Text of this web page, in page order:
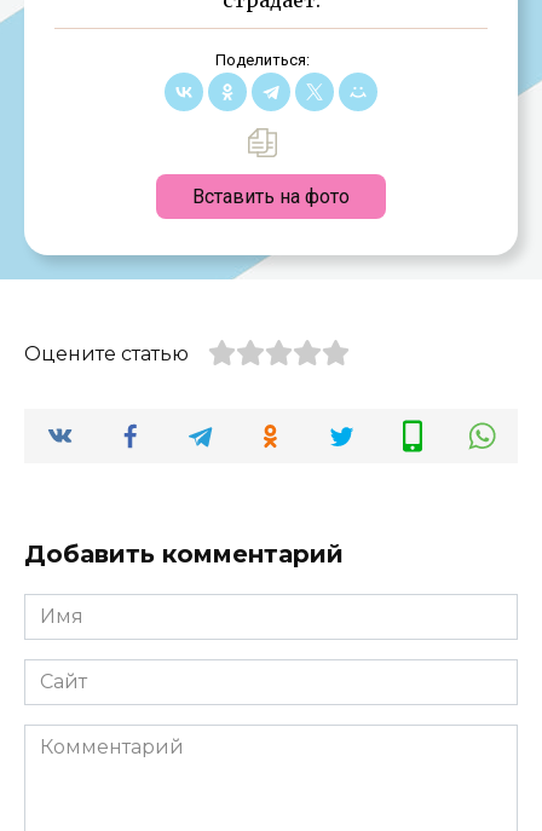
Поделиться:
Вставить на фото
Оцените статью
Добавить комментарий
Имя
*
Сайт
Комментарий